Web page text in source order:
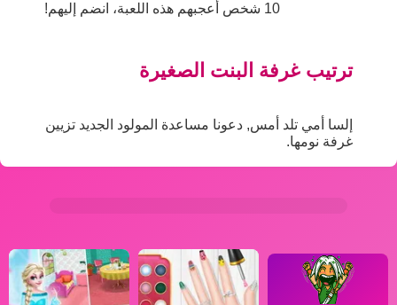
10 شخص أعجبهم هذه اللعبة، انضم إليهم!
ترتيب غرفة البنت الصغيرة
إلسا أمي تلد أمس, دعونا مساعدة المولود الجديد تزيين
غرفة نومها.